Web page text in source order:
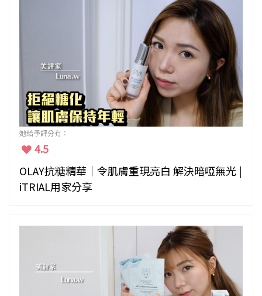
她給予評分有：
4.5
OLAY抗糖精華｜令肌膚重現亮白 解決暗啞無光 |
iTRIAL用家分享